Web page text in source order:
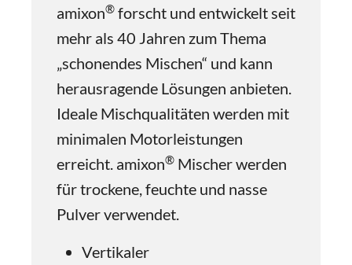
amixon® forscht und entwickelt seit
mehr als 40 Jahren zum Thema
„schonendes Mischen“ und kann
herausragende Lösungen anbieten.
Ideale Mischqualitäten werden mit
minimalen Motorleistungen
erreicht. amixon® Mischer werden
für trockene, feuchte und nasse
Pulver verwendet.
Vertikaler